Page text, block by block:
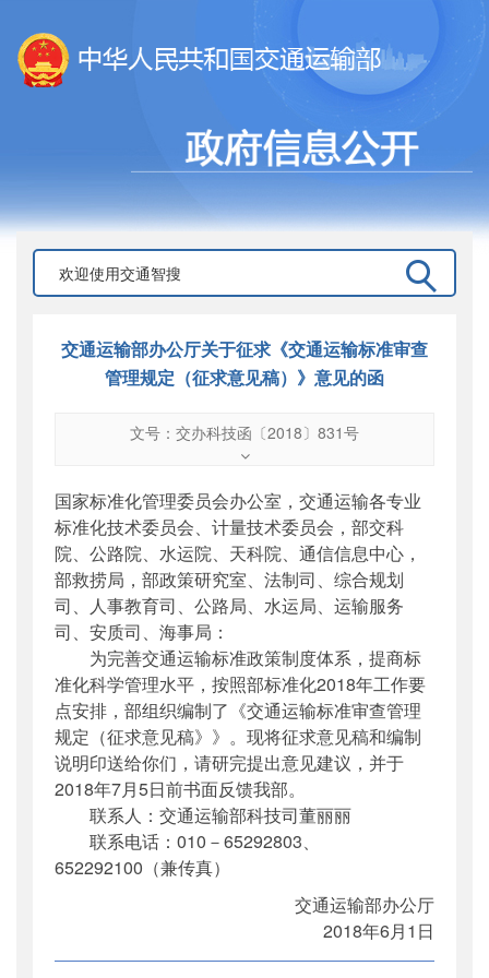
交通运输部办公厅关于征求《交通运输标准审查
管理规定（征求意见稿）》意见的函
文号：交办科技函〔2018〕831号
交办科技函〔2018〕831号
公开日期：2018年06月04日
主题词：
交通运输;标准审查;征求意见
机构分类：科技司
主题分类：公众参与
公文类型
：部办公厅函
国家标准化管理委员会办公室，交通运输各专业
标准化技术委员会、计量技术委员会，部交科
院、公路院、水运院、天科院、通信信息中心，
部救捞局，部政策研究室、法制司、综合规划
司、人事教育司、公路局、水运局、运输服务
司、安质司、海事局：
为完善交通运输标准政策制度体系，提商标
准化科学管理水平，按照部标准化2018年工作要
点安排，部组织编制了《交通运输标准审查管理
规定（征求意见稿》》。现将征求意见稿和编制
说明印送给你们，请研完提出意见建议，并于
2018年7月5日前书面反馈我部。
联系人：交通运输部科技司董丽丽
联系电话：010－65292803、
652292100（兼传真）
交通运输部办公厅
2018年6月1日